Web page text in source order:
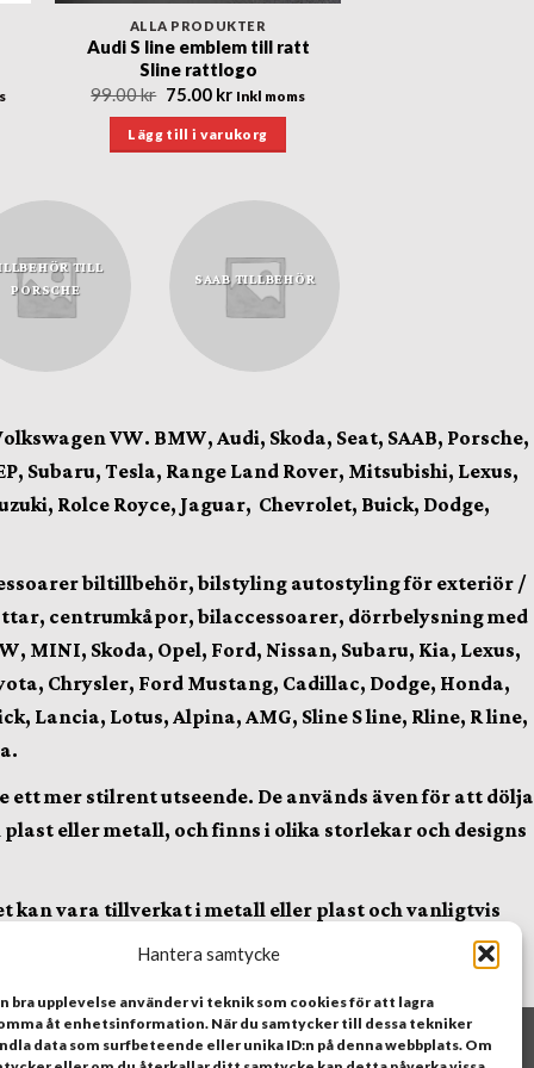
Hantera samtycke
bra upplevelse använder vi teknik som cookies för att lagra
åt enhetsinformation. När du samtycker till dessa tekniker
data som surfbeteende eller unika ID:n på denna webbplats. Om
ALLA PRODUKTER
Audi S line emblem till ratt
Sline rattlogo
99.00kr Det
priset
var:
99.00 kr.
75.00 krDet
priset
är:
75.00 kr.
Inkl moms
Lägg till i varukorg
TILL
PORSCHE
SAAB TILLBEHÖR
VW. BMW, Audi, Skoda, Seat, SAAB, Porsche,
Subaru, Tesla, Range Land Rover, Mitsubishi, Lexus,
Rolce Royce, Jaguar, Chevrolet, Buick, Dodge,
biltillbehör, bilstyling autostyling för exteriör /
centrumkåpor, bilaccessoarer, dörrbelysning med
MINI, Skoda, Opel, Ford, Nissan, Subaru, Kia, Lexus,
Chrysler, Ford Mustang, Cadillac, Dodge, Honda,
Lancia, Lotus, Alpina, AMG, Sline S line, Rline, R line,
mer stilrent utseende. De används även för att dölja
eller metall, och finns i olika storlekar och designs
kan vara tillverkat i metall eller plast och vanligtvis
look. Det kan också användas för att visa vilket